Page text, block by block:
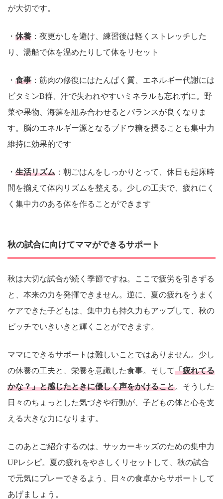
が大切です。
・ 休養 ：夜更かしを避け、練習後は軽くストレッチした
り、湯船で体を温めたりして体をリセット
・ 食事 ：筋肉の修復にはたんぱく質、エネルギー代謝には
ビタミンB群、汗で失われやすいミネラルも忘れずに。野
菜や果物、海藻を組み合わせるとバランスが良くなりま
す。脳のエネルギー源となるブドウ糖を摂ることも集中力
維持に効果的です
・ 生活リズム ：朝ごはんをしっかりとって、休日も起床時
間を揃えて体内リズムを整える。少しの工夫で、疲れにく
く集中力のある体を作ることができます
秋の試合に向けてママができるサポート
秋は大切な試合が続く季節ですね。ここで疲労を引きずる
と、本来の力を発揮できません。逆に、夏の疲れをうまく
ケアできた子どもは、集中力も持久力もアップして、秋の
ピッチでいきいきと輝くことができます。
ママにできるサポートは難しいことではありません。少し
の休養の工夫と、栄養を意識した食事。そして「疲れてる
かな？」と感じたときに優しく声をかけること。そうした
日々のちょっとした気づきや行動が、子どもの体と心を支
える大きな力になります。
このあとご紹介するのは、サッカーキッズのための集中力
UPレシピ。夏の疲れをやさしくリセットして、秋の試合
で元気にプレーできるよう、日々の食卓からサポートして
あげましょう。